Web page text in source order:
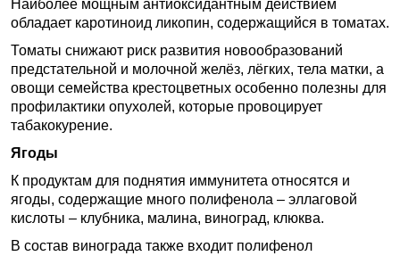
Наиболее мощным антиоксидантным действием
обладает каротиноид ликопин, содержащийся в томатах.
Томаты снижают риск развития новообразований
предстательной и молочной желёз, лёгких, тела матки, а
овощи семейства крестоцветных особенно полезны для
профилактики опухолей, которые провоцирует
табакокурение.
Ягоды
К продуктам для поднятия иммунитета относятся и
ягоды, содержащие много полифенола – эллаговой
кислоты – клубника, малина, виноград, клюква.
В состав винограда также входит полифенол